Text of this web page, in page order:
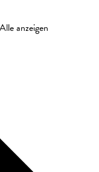
Alle anzeigen